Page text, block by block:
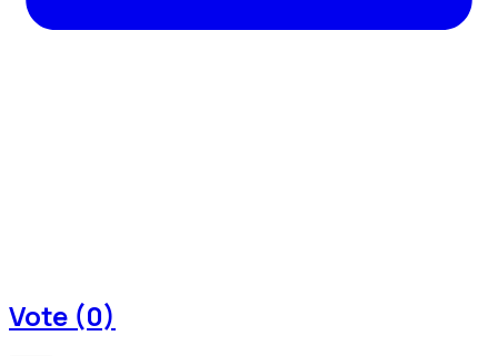
Vote (0)